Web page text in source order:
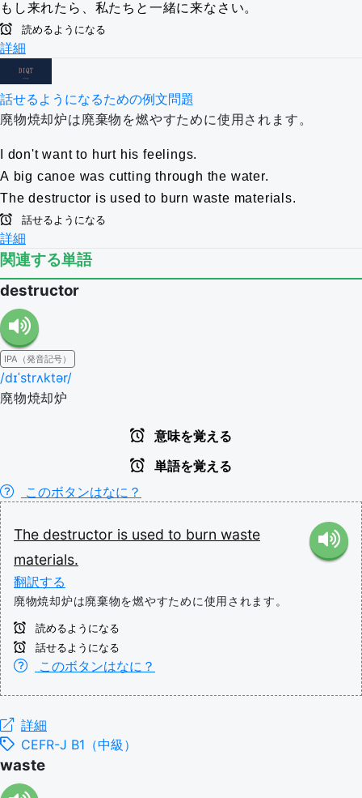
もし来れたら、私たちと一緒に来なさい。
読めるようになる
詳細
話せるようになるための例文問題
廃物焼却炉は廃棄物を燃やすために使用されます。
I don't want to hurt his feelings.
A big canoe was cutting through the water.
The destructor is used to burn waste materials.
話せるようになる
詳細
関連する単語
destructor
IPA（発音記号）
/dɪˈstrʌktər/
廃物焼却炉
意味を覚える
単語を覚える
このボタンはなに？
The destructor is used to burn waste
materials.
翻訳する
廃物焼却炉は廃棄物を燃やすために使用されます。
読めるようになる
話せるようになる
このボタンはなに？
詳細
CEFR-J B1（中級）
waste